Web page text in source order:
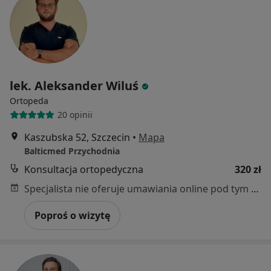
lek. Aleksander Wiluś
Ortopeda
20 opinii
Kaszubska 52, Szczecin • Mapa
Balticmed Przychodnia
Konsultacja ortopedyczna
320 zł
Specjalista nie oferuje umawiania online pod tym adresem.
Poproś o wizytę